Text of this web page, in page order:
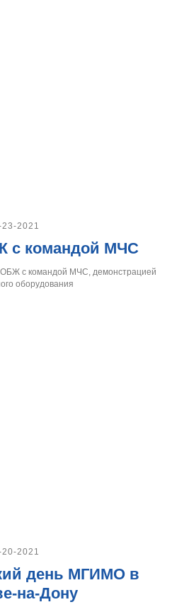
2021
с командой МЧС
с командой МЧС, демонстрацией
оборудования
20-2021
день МГИМО в
на-Дону